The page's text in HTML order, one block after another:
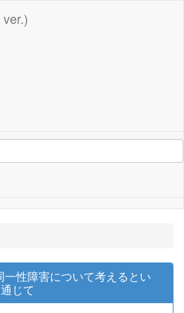
一性障害について考えるとい
じて